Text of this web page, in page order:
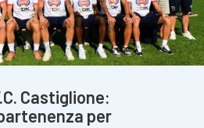
Castiglione:
per